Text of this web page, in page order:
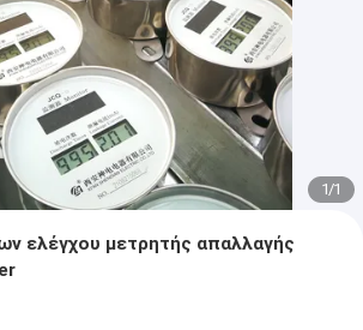
1/1
ελέγχου μετρητής απαλλαγής